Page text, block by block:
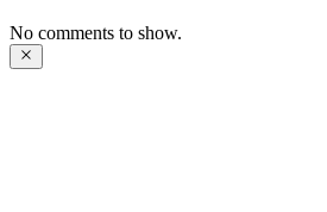
No comments to show.